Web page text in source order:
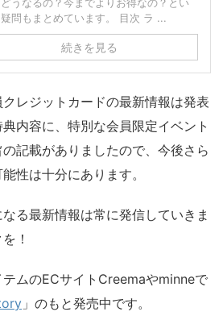
問もまとめています。 目次 ラ ...
続きを見る
レジットカードの最新情報は発表
内容に、特別な会員限定イベント
記載がありましたので、今後さら
性は十分にあります。
る最新情報は常に発信していきま
！
ムのECサイトCreemaやminneで
」のもと発売中です。